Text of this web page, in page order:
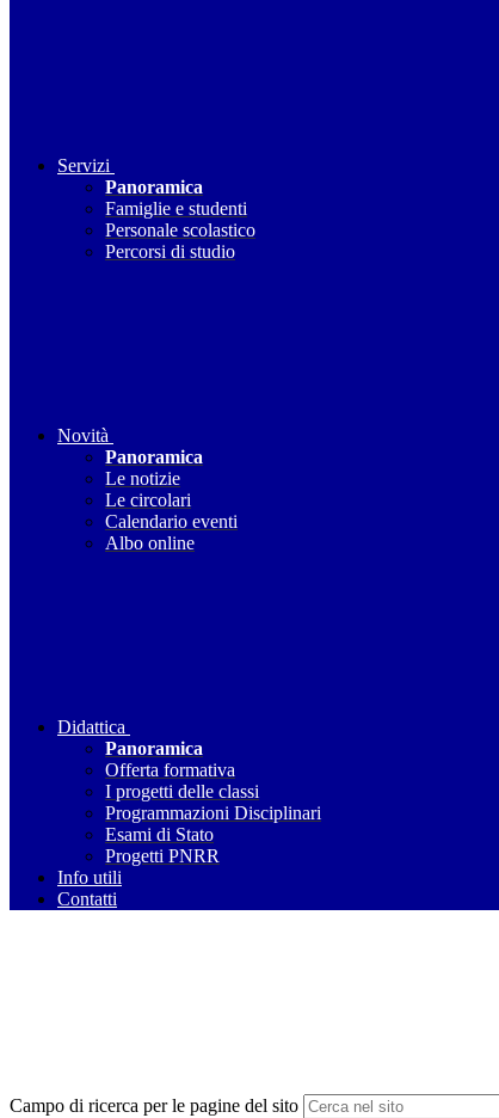
Servizi
Panoramica
Famiglie e studenti
Personale scolastico
Percorsi di studio
Novità
Panoramica
Le notizie
Le circolari
Calendario eventi
Albo online
Didattica
Panoramica
Offerta formativa
I progetti delle classi
Programmazioni Disciplinari
Esami di Stato
Progetti PNRR
Info utili
Contatti
Campo di ricerca per le pagine del sito